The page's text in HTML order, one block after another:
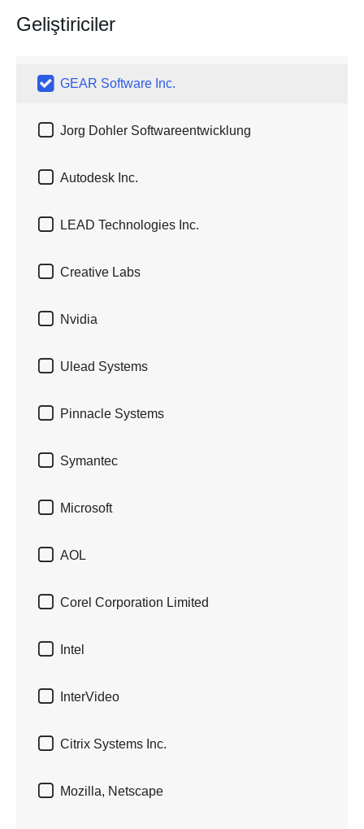
Geliştiriciler
 GEAR Software Inc.
 Jorg Dohler Softwareentwicklung
 Autodesk Inc.
 LEAD Technologies Inc.
 Creative Labs
 Nvidia
 Ulead Systems
 Pinnacle Systems
 Symantec
 Microsoft
 AOL
 Corel Corporation Limited
 Intel
 InterVideo
 Citrix Systems Inc.
 Mozilla, Netscape